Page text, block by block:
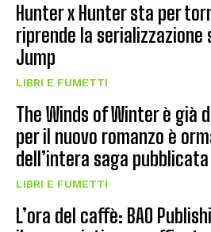
Hunter x Hunter sta per
riprende la serializzazione
Jump
LIBRI E FUMETTI
The Winds of Winter è già
per il nuovo romanzo è
dell’intera saga pubblicata
LIBRI E FUMETTI
L’ora del caffè: BAO